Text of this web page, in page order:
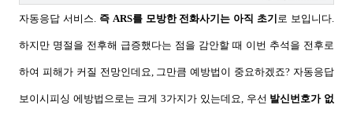
자동응답 서비스. 즉ARS를 모방한 전화사기는 아직 초기 로 보입니다.
하지만 명절을 전후해 급증했다는 점을 감안할 때 이번 추석을 전후로
하여 피해가 커질 전망인데요, 그만큼 예방법이 중요하겠죠? 자동응답
보이시피싱 에방법으로는 크게 3가지가 있는데요, 우선 발신번호가 없